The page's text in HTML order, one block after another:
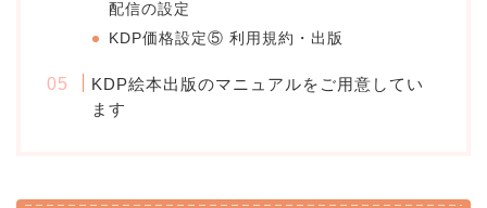
配信の設定
KDP価格設定⑤ 利用規約・出版
KDP絵本出版のマニュアルをご用意してい
ます